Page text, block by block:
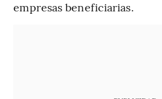
empresas beneficiarias.